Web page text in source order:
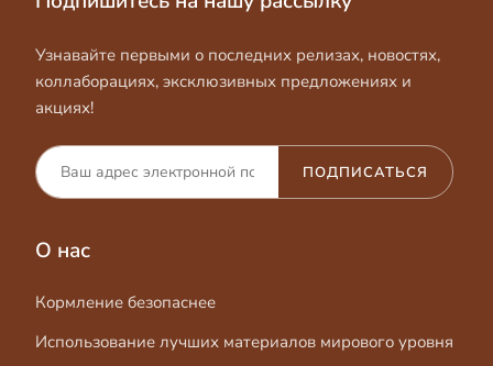
Узнавайте первыми о последних релизах, новостях,
коллаборациях, эксклюзивных предложениях и
акциях!
ПОДПИСАТЬСЯ
О нас
Кормление безопаснее
Использование лучших материалов мирового уровня